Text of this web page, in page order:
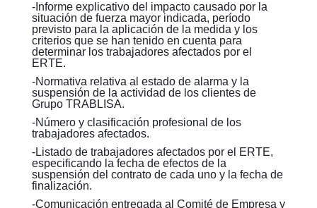
-Informe explicativo del impacto causado por la
situación de fuerza mayor indicada, período
previsto para la aplicación de la medida y los
criterios que se han tenido en cuenta para
determinar los trabajadores afectados por el
ERTE.
-Normativa relativa al estado de alarma y la
suspensión de la actividad de los clientes de
Grupo TRABLISA.
-Número y clasificación profesional de los
trabajadores afectados.
-Listado de trabajadores afectados por el ERTE,
especificando la fecha de efectos de la
suspensión del contrato de cada uno y la fecha de
finalización.
-Comunicación entregada al Comité de Empresa y